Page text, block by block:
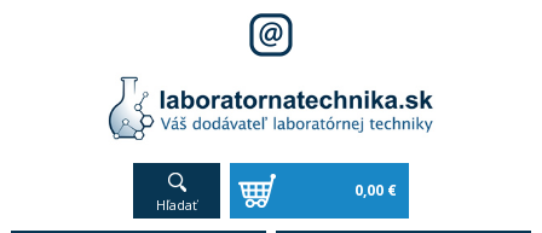
Hľadať
0,00 €